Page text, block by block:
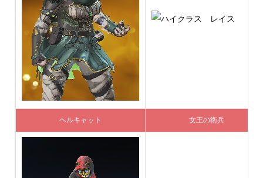
ヘルキャット 女王の衛兵